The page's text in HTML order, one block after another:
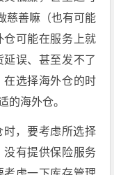
慈善嘛（也有可能
仓可能在服务上就
误、甚至发不了
在选择海外仓的时
的海外仓。
时，要考虑所选择
有提供保险服务